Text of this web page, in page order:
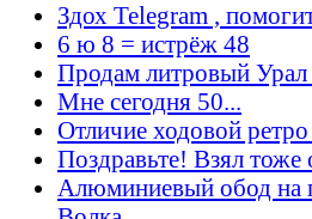
Здох Telegram ,
6 ю 8 = истрёж 48
Продам литровый Урал
Мне сегодня 50...
Отличие ходовой
Поздравьте! Взял тоже
Алюминиевый обод на